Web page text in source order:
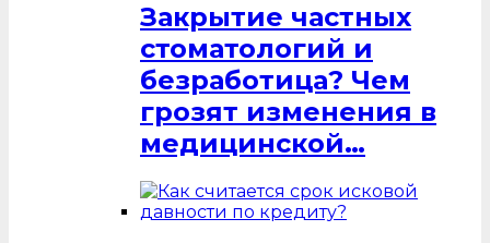
Закрытие частных
стоматологий и
безработица? Чем
грозят изменения в
медицинской…